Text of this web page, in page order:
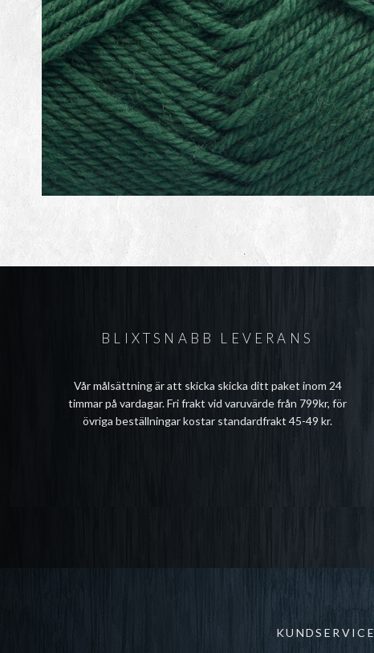
BLIXTSNABB LEVERANS
Vår målsättning är att skicka skicka ditt paket inom 24
timmar på vardagar. Fri frakt vid varuvärde från 799kr, för
övriga beställningar kostar standardfrakt 45-49 kr.
KUNDSERVICE